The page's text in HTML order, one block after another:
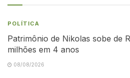
POLÍTICA
Patrimônio de Nikolas sobe de
milhões em 4 anos
08/08/2026